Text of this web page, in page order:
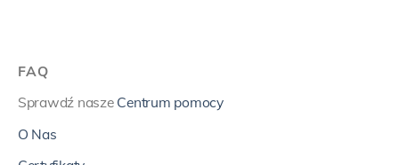
FAQ
Sprawdź nasze Centrum pomocy
O Nas